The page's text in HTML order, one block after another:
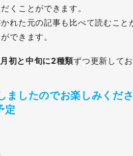
くことができます。
れた元の記事も比べて読むこと
できます。
初と中旬に2種類ずつ更新してお
したのでお楽しみくださ
定